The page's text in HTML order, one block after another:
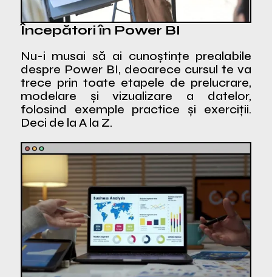
Începători în Power BI
Nu-i musai să ai cunoștințe prealabile
despre Power BI, deoarece cursul te va
trece prin toate etapele de prelucrare,
modelare și vizualizare a datelor,
folosind exemple practice și exerciții.
Deci de la A la Z.